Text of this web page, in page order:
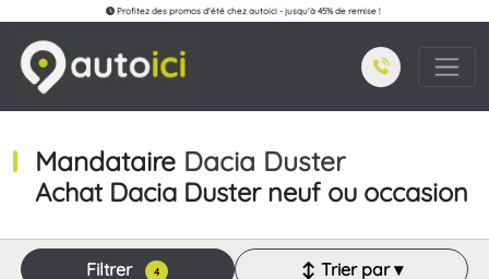
Profitez des promos d'été chez autoici - jusqu'à 45% de remise !
Mandataire Dacia Duster
Achat Dacia Duster neuf ou occasion
Filtrer 4 ↕ Trier par ▾